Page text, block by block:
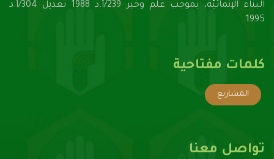
البناء الإنمائيّة، بموجب علم وخبر 239/أ.د 1988 تعديل 304/أ.د
1995.
كلمات مفتاحية
المشاريع
تواصل معنا